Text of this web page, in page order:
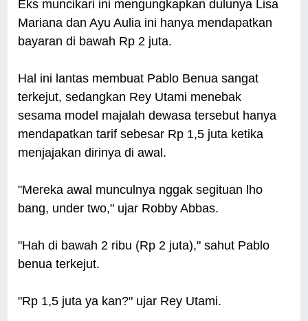
Eks muncikari ini mengungkapkan dulunya Lisa
Mariana dan Ayu Aulia ini hanya mendapatkan
bayaran di bawah Rp 2 juta.
Hal ini lantas membuat Pablo Benua sangat
terkejut, sedangkan Rey Utami menebak
sesama model majalah dewasa tersebut hanya
mendapatkan tarif sebesar Rp 1,5 juta ketika
menjajakan dirinya di awal.
"Mereka awal munculnya nggak segituan lho
bang, under two," ujar Robby Abbas.
"Hah di bawah 2 ribu (Rp 2 juta)," sahut Pablo
benua terkejut.
"Rp 1,5 juta ya kan?" ujar Rey Utami.